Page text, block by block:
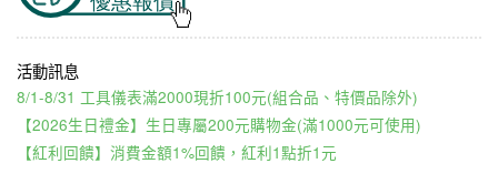
8/1-8/31 工具儀表滿2000現折100元(組合品、特價品除外)
【2026生日禮金】生日專屬200元購物金(滿1000元可使用)
【紅利回饋】消費金額1%回饋，紅利1點折1元